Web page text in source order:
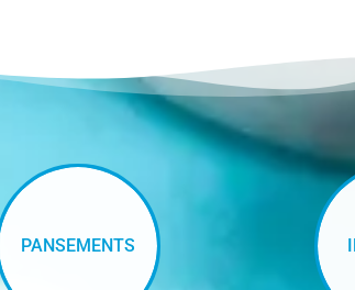
PANSEMENTS